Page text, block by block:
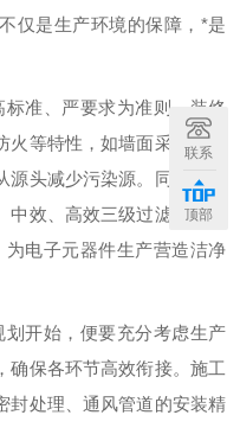
仅是生产环境的保障， *是
准、严要求为准则。装修
等特性，如墙面采用抗静
头减少污染源。同时，空
效、高效三级过滤装置，
为电子元器件生产营造洁净
开始，便要充分考虑生产
确保各环节高效衔接。施工
封处理、通风管道的安装精
联系
顶部